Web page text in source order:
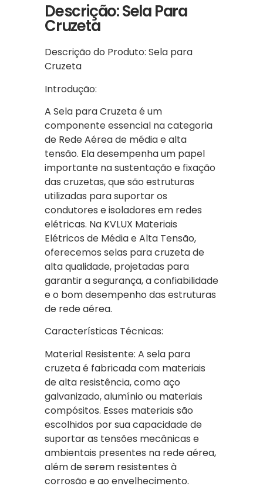
Descrição: Sela Para
Cruzeta
Descrição do Produto: Sela para
Cruzeta
Introdução:
A Sela para Cruzeta é um
componente essencial na categoria
de Rede Aérea de média e alta
tensão. Ela desempenha um papel
importante na sustentação e fixação
das cruzetas, que são estruturas
utilizadas para suportar os
condutores e isoladores em redes
elétricas. Na KVLUX Materiais
Elétricos de Média e Alta Tensão,
oferecemos selas para cruzeta de
alta qualidade, projetadas para
garantir a segurança, a confiabilidade
e o bom desempenho das estruturas
de rede aérea.
Características Técnicas:
Material Resistente: A sela para
cruzeta é fabricada com materiais
de alta resistência, como aço
galvanizado, alumínio ou materiais
compósitos. Esses materiais são
escolhidos por sua capacidade de
suportar as tensões mecânicas e
ambientais presentes na rede aérea,
além de serem resistentes à
corrosão e ao envelhecimento.